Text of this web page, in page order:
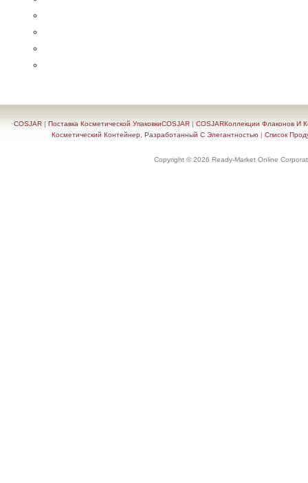
COSJAR | Поставка Косметической УпаковкиCOSJAR | COSJARКоллекции Флаконов И
Косметический Контейнер, Разработанный С Элегантностью | Список
Copyright © 2026 Ready-Market Online